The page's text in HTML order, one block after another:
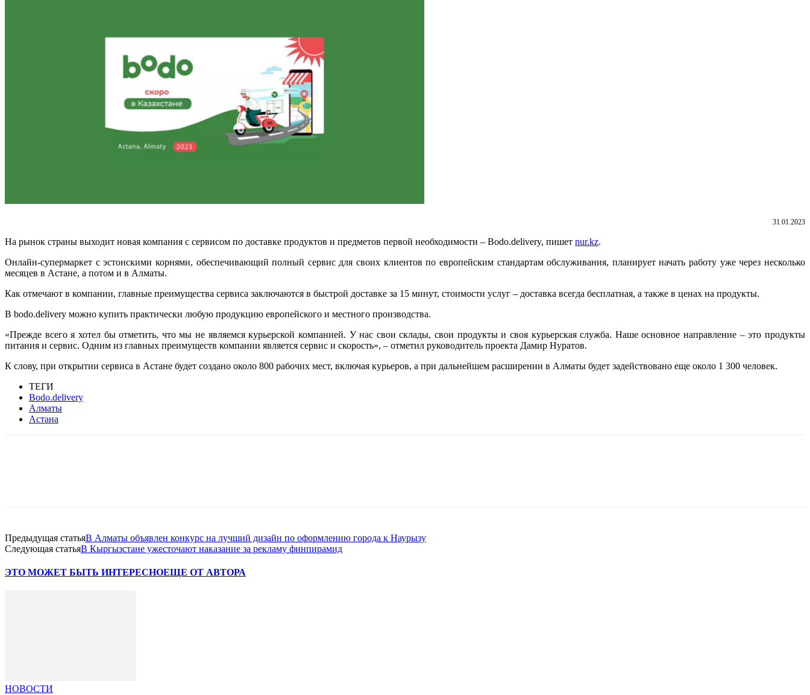
31.01.2023
На рынок страны выходит новая компания с сервисом по доставке продуктов и предметов первой необходимости – Bodo.delivery, пишет nur.kz.
Онлайн-супермаркет с эстонскими корнями, обеспечивающий полный сервис для своих клиентов по европейским стандартам обслуживания, планирует начать работу уже через несколько
месяцев в Астане, а потом и в Алматы.
Как отмечают в компании, главные преимущества сервиса заключаются в быстрой доставке за 15 минут, стоимости услуг – доставка всегда бесплатная, а также в ценах на продукты.
В bodo.delivery можно купить практически любую продукцию европейского и местного производства.
«Прежде всего я хотел бы отметить, что мы не являемся курьерской компанией. У нас свои склады, свои продукты и своя курьерская служба. Наше основное направление – это продукты
питания и сервис. Одним из главных преимуществ компании является сервис и скорость», – отметил руководитель проекта Дамир Нуратов.
К слову, при открытии сервиса в Астане будет создано около 800 рабочих мест, включая курьеров, а при дальнейшем расширении в Алматы будет задействовано еще около 1 300 человек.
ТЕГИ
Bodo.delivery
Алматы
Астана
Предыдущая статьяВ Алматы объявлен конкурс на лучший дизайн по оформлению города к Наурызу
Следующая статьяВ Кыргызстане ужесточают наказание за рекламу финпирамид
ЭТО МОЖЕТ БЫТЬ ИНТЕРЕСНОЕЩЕ ОТ АВТОРА
НОВОСТИ